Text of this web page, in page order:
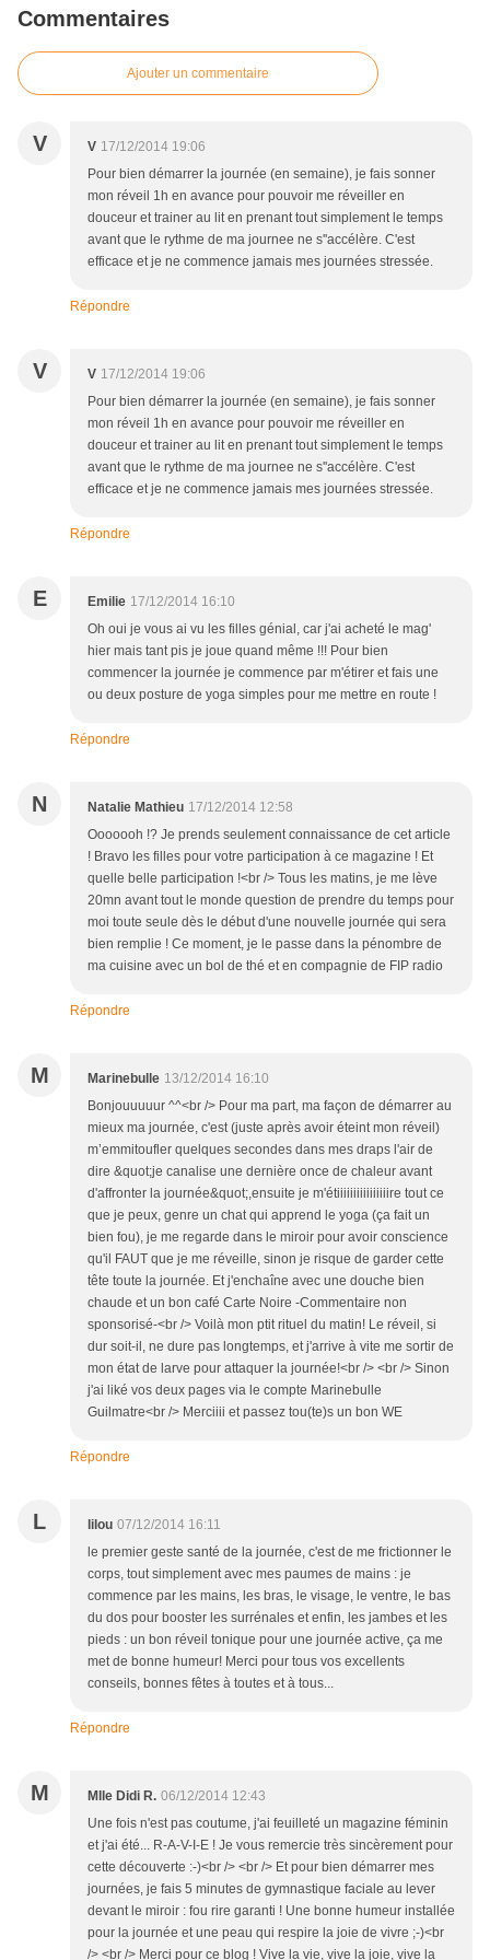
Commentaires
Ajouter un commentaire
V V 17/12/2014 19:06
Pour bien démarrer la journée (en semaine), je fais sonner
mon réveil 1h en avance pour pouvoir me réveiller en
douceur et trainer au lit en prenant tout simplement le temps
avant que le rythme de ma journee ne s''accélère. C'est
efficace et je ne commence jamais mes journées stressée.
Répondre
V V 17/12/2014 19:06
Pour bien démarrer la journée (en semaine), je fais sonner
mon réveil 1h en avance pour pouvoir me réveiller en
douceur et trainer au lit en prenant tout simplement le temps
avant que le rythme de ma journee ne s''accélère. C'est
efficace et je ne commence jamais mes journées stressée.
Répondre
E Emilie 17/12/2014 16:10
Oh oui je vous ai vu les filles génial, car j'ai acheté le mag'
hier mais tant pis je joue quand même !!! Pour bien
commencer la journée je commence par m'étirer et fais une
ou deux posture de yoga simples pour me mettre en route !
Répondre
N Natalie Mathieu 17/12/2014 12:58
Ooooooh !? Je prends seulement connaissance de cet article
! Bravo les filles pour votre participation à ce magazine ! Et
quelle belle participation !<br /> Tous les matins, je me lève
20mn avant tout le monde question de prendre du temps pour
moi toute seule dès le début d'une nouvelle journée qui sera
bien remplie ! Ce moment, je le passe dans la pénombre de
ma cuisine avec un bol de thé et en compagnie de FIP radio
Répondre
M Marinebulle 13/12/2014 16:10
Bonjouuuuur ^^<br /> Pour ma part, ma façon de démarrer au
mieux ma journée, c'est (juste après avoir éteint mon réveil)
m’emmitoufler quelques secondes dans mes draps l'air de
dire &quot;je canalise une dernière once de chaleur avant
d'affronter la journée&quot;,ensuite je m'étiiiiiiiiiiiiiiiire tout ce
que je peux, genre un chat qui apprend le yoga (ça fait un
bien fou), je me regarde dans le miroir pour avoir conscience
qu'il FAUT que je me réveille, sinon je risque de garder cette
tête toute la journée. Et j'enchaîne avec une douche bien
chaude et un bon café Carte Noire -Commentaire non
sponsorisé-<br /> Voilà mon ptit rituel du matin! Le réveil, si
dur soit-il, ne dure pas longtemps, et j'arrive à vite me sortir de
mon état de larve pour attaquer la journée!<br /> <br /> Sinon
j'ai liké vos deux pages via le compte Marinebulle
Guilmatre<br /> Merciiii et passez tou(te)s un bon WE
Répondre
L lilou 07/12/2014 16:11
le premier geste santé de la journée, c'est de me frictionner le
corps, tout simplement avec mes paumes de mains : je
commence par les mains, les bras, le visage, le ventre, le bas
du dos pour booster les surrénales et enfin, les jambes et les
pieds : un bon réveil tonique pour une journée active, ça me
met de bonne humeur! Merci pour tous vos excellents
conseils, bonnes fêtes à toutes et à tous...
Répondre
M Mlle Didi R. 06/12/2014 12:43
Une fois n'est pas coutume, j'ai feuilleté un magazine féminin
et j'ai été... R-A-V-I-E ! Je vous remercie très sincèrement pour
cette découverte :-)<br /> <br /> Et pour bien démarrer mes
journées, je fais 5 minutes de gymnastique faciale au lever
devant le miroir : fou rire garanti ! Une bonne humeur installée
pour la journée et une peau qui respire la joie de vivre ;-)<br
/> <br /> Merci pour ce blog ! Vive la vie, vive la joie, vive la